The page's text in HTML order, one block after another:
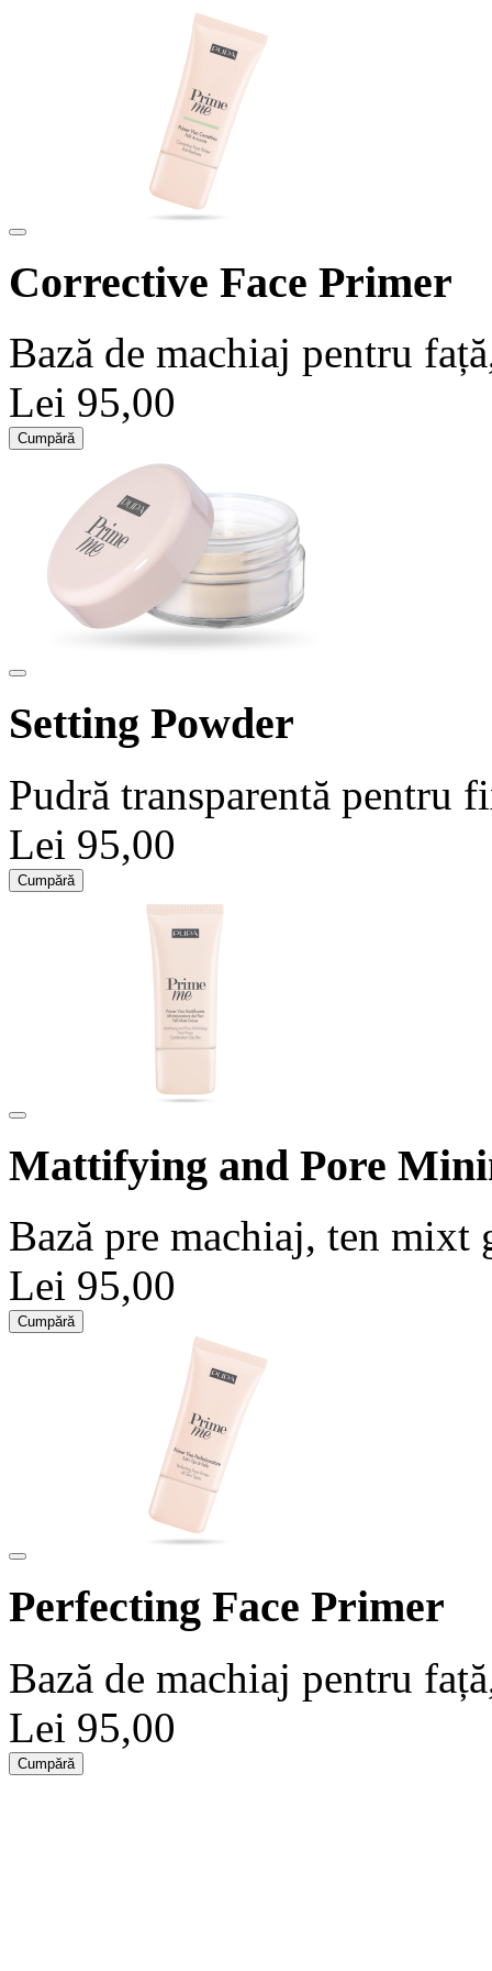
Corrective Face Primer
Bază de machiaj pentru
Lei 95,00
Cumpără
Setting Powder
Pudră transparentă pentru
Lei 95,00
Cumpără
Mattifying and Pore
Bază pre machiaj, ten mixt
Lei 95,00
Cumpără
Perfecting Face Primer
Bază de machiaj pentru
Lei 95,00
Cumpără